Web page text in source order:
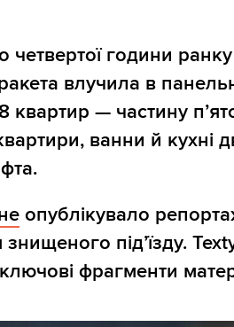
четвертої години
влучила в
квартир — частину
ванни й кухні
опублікувало
знищеного підʼїзду.
фрагменти